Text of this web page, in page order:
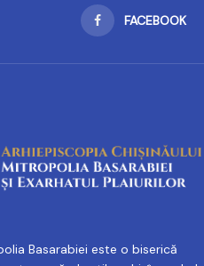
FACEBOOK
Basarabiei este o biserică